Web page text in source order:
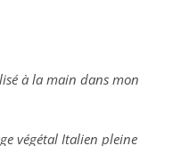
à la main dans mon
végétal Italien pleine